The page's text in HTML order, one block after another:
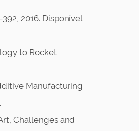
2016. Disponível
to Rocket
Manufacturing
Challenges and